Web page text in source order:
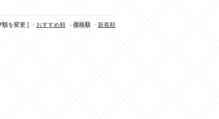
順を変更 ] - おすすめ順 -価格順 -新着順